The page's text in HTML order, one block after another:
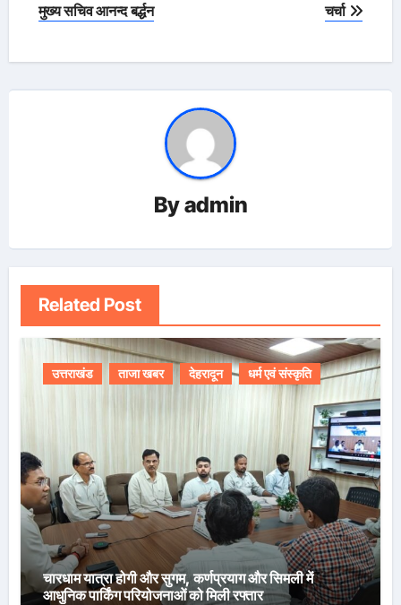
मुख्य सचिव आनन्द बर्द्धन
चर्चा
Byadmin
Related Post
उत्तराखंड ताजा खबर देहरादून धर्म एवं संस्कृति
चारधाम यात्रा होगी और सुगम, कर्णप्रयाग और सिमली में
आधुनिक पार्किंग परियोजनाओं को मिली रफ्तार